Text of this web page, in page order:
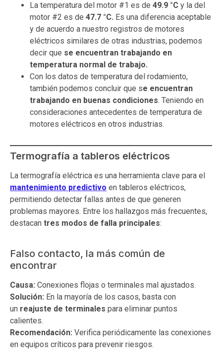
La temperatura del motor #1 es de 49.9 °C y la del
motor #2 es de 47.7 °C. Es una diferencia aceptable
y de acuerdo a nuestro registros de motores
eléctricos similares de otras industrias, podemos
decir que se encuentran trabajando en
temperatura normal de trabajo.
Con los datos de temperatura del rodamiento,
también podemos concluir que se encuentran
trabajando en buenas condiciones. Teniendo en
consideraciones antecedentes de temperatura de
motores eléctricos en otros industrias.
Termografía a tableros eléctricos
La termografía eléctrica es una herramienta clave para el
mantenimiento predictivo en tableros eléctricos,
permitiendo detectar fallas antes de que generen
problemas mayores. Entre los hallazgos más frecuentes,
destacan tres modos de falla principales:
Falso contacto, la más común de
encontrar
Causa: Conexiones flojas o terminales mal ajustados.
Solución: En la mayoría de los casos, basta con
un reajuste de terminales para eliminar puntos
calientes.
Recomendación: Verifica periódicamente las conexiones
en equipos críticos para prevenir riesgos.